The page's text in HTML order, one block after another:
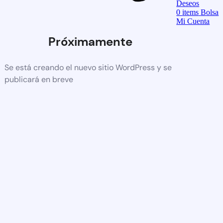
Próximamente
Se está creando el nuevo sitio WordPress y se
publicará en breve
Deseos
0items Bolsa
Mi Cuenta